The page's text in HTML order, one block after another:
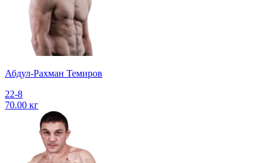
Абдул-Рахман Темиров
22-8
70.00 кг